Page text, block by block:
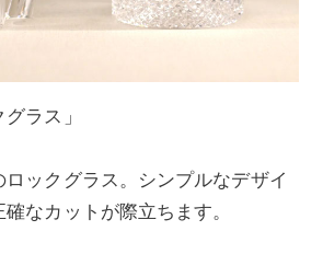
ラス」
ロックグラス。シンプルなデザイ
なカットが際立ちます。